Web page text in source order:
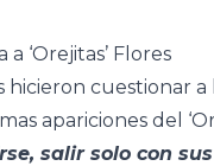
‘Orejitas’ Flores
hicieron cuestionar
apariciones del
salir solo con